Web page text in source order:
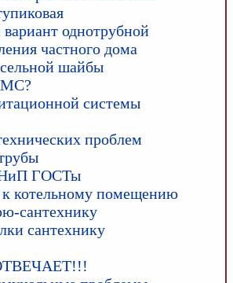
однотрубной
частного дома
шайбы
системы
проблем
ГОСТы
к котельному помещению
сантехнику
сантехнику